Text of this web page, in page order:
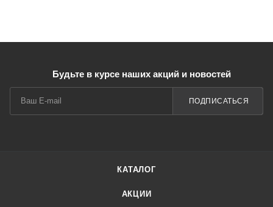
Будьте в курсе наших акций и новостей
ПОДПИСАТЬСЯ
КАТАЛОГ
АКЦИИ